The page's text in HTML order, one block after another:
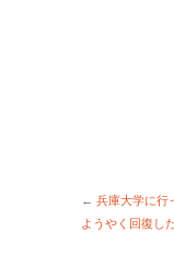
← 兵庫大学に行
ようやく回復し